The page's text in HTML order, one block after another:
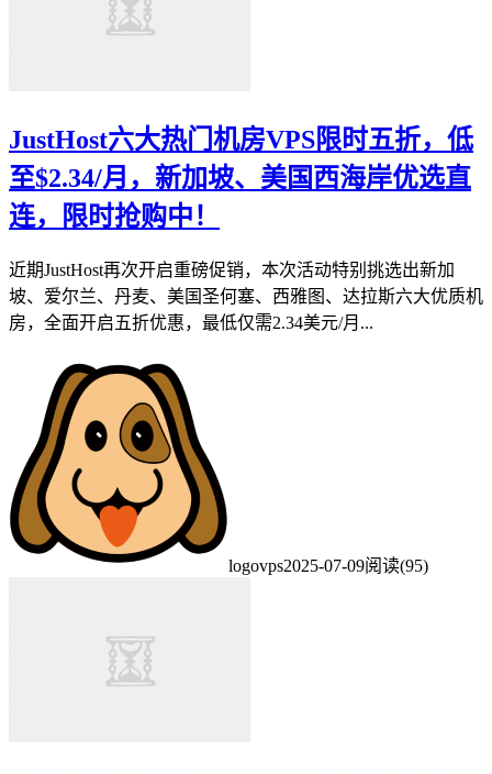
JustHost六大热门机房VPS限时五折，低
至$2.34/月，新加坡、美国西海岸优选直
连，限时抢购中！
近期JustHost再次开启重磅促销，本次活动特别挑选出新加
坡、爱尔兰、丹麦、美国圣何塞、西雅图、达拉斯六大优质机
房，全面开启五折优惠，最低仅需2.34美元/月...
logovps2025-07-09阅读(95)